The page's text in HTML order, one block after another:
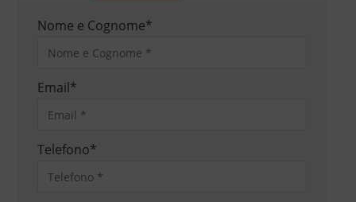
Nome e Cognome*
Email*
Telefono*